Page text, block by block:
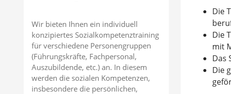
Wir bieten Ihnen ein individuell
konzipiertes Sozialkompetenztraining
für verschiedene Personengruppen
(Führungskräfte, Fachpersonal,
Auszubildende, etc.) an. In diesem
werden die sozialen Kompetenzen,
insbesondere die persönlichen,
Die
Die
mit
Das
Die